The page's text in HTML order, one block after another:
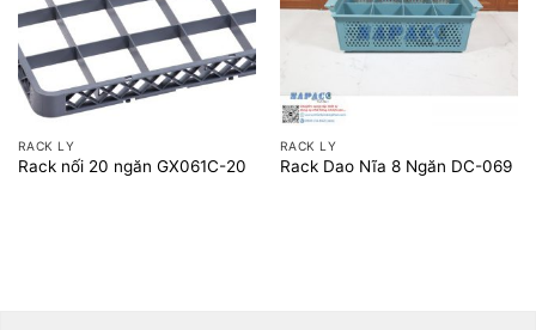
RACK LY
Rack nối 20 ngăn GX061C-20
RACK LY
Rack Dao Nĩa 8 Ngăn DC-069